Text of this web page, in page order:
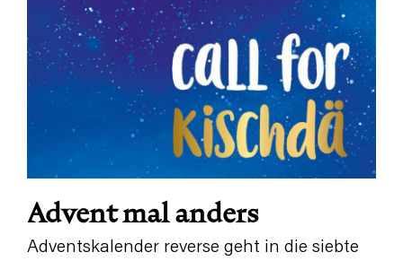
Advent mal anders
Adventskalender reverse geht in die siebte